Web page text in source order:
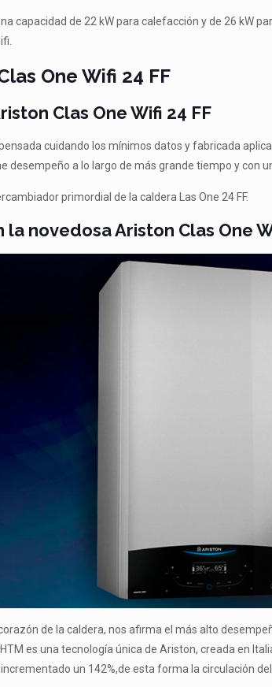
capacidad de 22 kW para calefacción y de 26 kW
One Wifi 24 FF
Clas One Wifi 24 FF
cuidando los mínimos datos y fabricada
desempeño a lo largo de más grande tiempo y con
primordial de la caldera Las One 24 FF.
novedosa Ariston Clas One
de la caldera, nos afirma el más alto
es una tecnología única de Ariston, creada en
un 142%,de esta forma la circulación